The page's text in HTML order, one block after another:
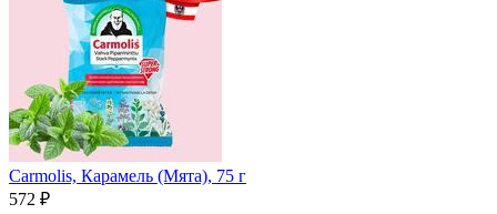
Carmolis, Карамель (Мята), 75 г
572 ₽